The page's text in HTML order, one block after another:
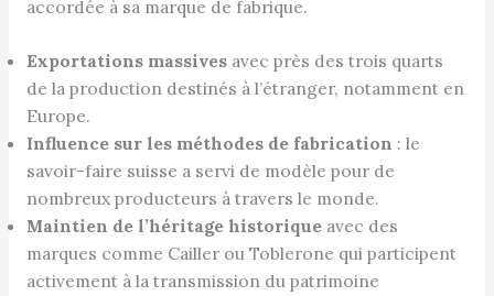
accordée à sa marque de fabrique.
Exportations massivesavec près des trois quarts
de la production destinés à l’étranger, notamment en
Europe.
Influence sur les méthodes de fabrication : le
savoir-faire suisse a servi de modèle pour de
nombreux producteurs à travers le monde.
Maintien de l’héritage historiqueavec des
marques comme Cailler ou Toblerone qui participent
activement à la transmission du patrimoine